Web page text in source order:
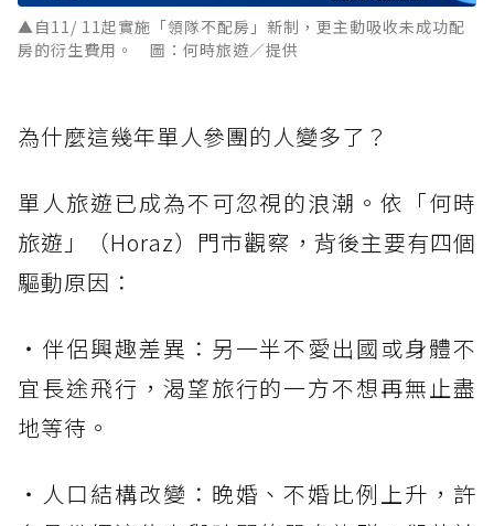
▲自11/ 11起實施「領隊不配房」新制，更主動吸收未成功配
房的衍生費用。 圖：何時旅遊／提供
為什麼這幾年單人參團的人變多了？
單人旅遊已成為不可忽視的浪潮。依「何時
旅遊」（Horaz）門市觀察，背後主要有四個
驅動原因：
・伴侶興趣差異：另一半不愛出國或身體不
宜長途飛行，渴望旅行的一方不想再無止盡
地等待。
・人口結構改變：晚婚、不婚比例上升，許